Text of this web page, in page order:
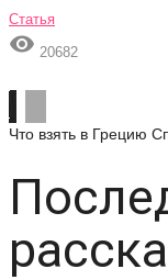
Статья
 20682
Что взять в Грецию